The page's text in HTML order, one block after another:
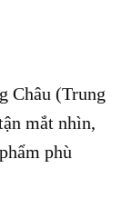
Châu (Trung
mắt nhìn,
phù